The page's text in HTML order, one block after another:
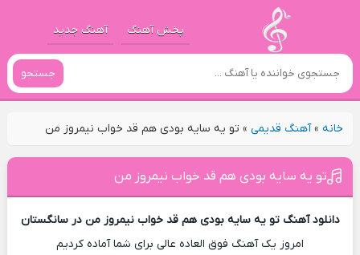
پخش آهنگ آهنگ جدید
جستجو
خانه»آهنگ قدیمی» تو یه سایه بودی هم قد خواب نیمروز من
تو یه سایه بودی هم قد خواب نیمروز من
دانلود آهنگ تو یه سایه بودی هم قد خواب نیمروز من در سانگستان
امروز یک آهنگ فوق العاده عالی برای شما آماده کردیم